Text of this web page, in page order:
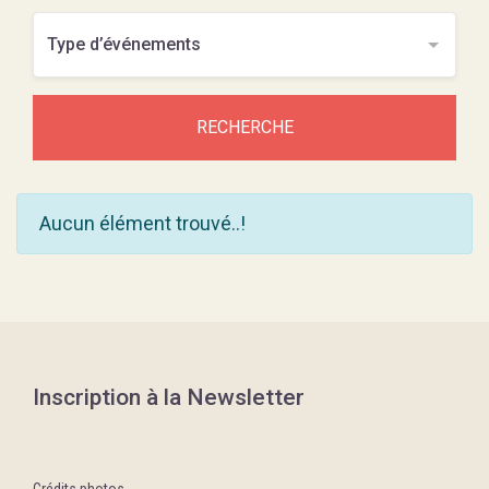
RECHERCHE
Aucun élément trouvé..!
Inscription à la Newsletter